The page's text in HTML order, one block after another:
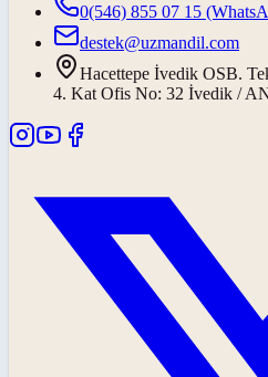
0(546) 855 07 15
destek@uzmandil.com
Hacettepe İvedik OSB.
4. Kat Ofis No: 32 İvedik /